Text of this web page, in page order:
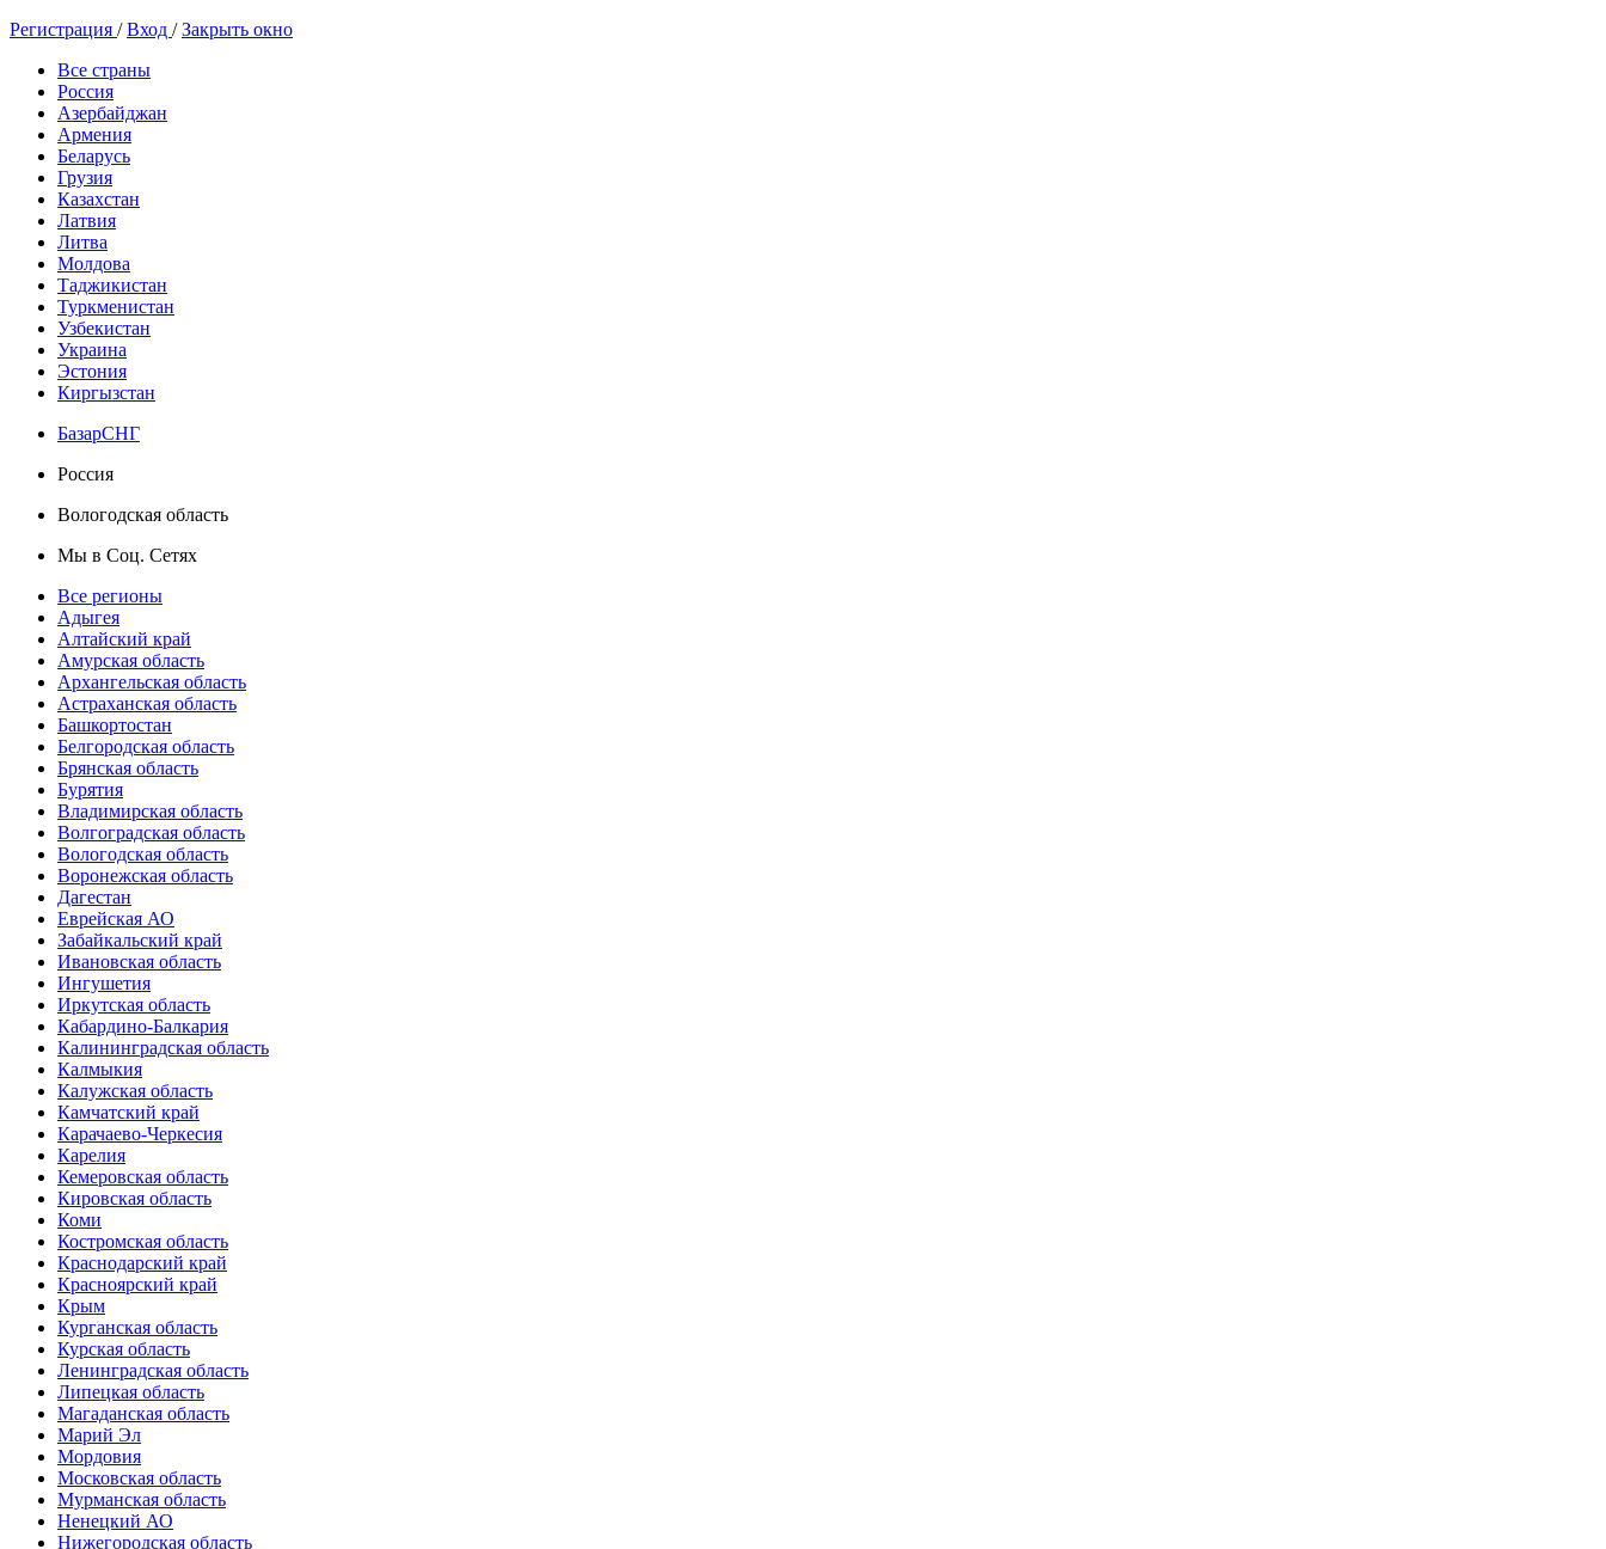
Регистрация /Вход /Закрыть окно
Все страны
Россия
Азербайджан
Армения
Беларусь
Грузия
Казахстан
Латвия
Литва
Молдова
Таджикистан
Туркменистан
Узбекистан
Украина
Эстония
Киргызстан
БазарСНГ
Россия
Вологодская область
Мы в Соц. Сетях
Все регионы
Адыгея
Алтайский край
Амурская область
Архангельская область
Астраханская область
Башкортостан
Белгородская область
Брянская область
Бурятия
Владимирская область
Волгоградская область
Вологодская область
Воронежская область
Дагестан
Еврейская АО
Забайкальский край
Ивановская область
Ингушетия
Иркутская область
Кабардино-Балкария
Калининградская область
Калмыкия
Калужская область
Камчатский край
Карачаево-Черкесия
Карелия
Кемеровская область
Кировская область
Коми
Костромская область
Краснодарский край
Красноярский край
Крым
Курганская область
Курская область
Ленинградская область
Липецкая область
Магаданская область
Марий Эл
Мордовия
Московская область
Мурманская область
Ненецкий АО
Нижегородская область